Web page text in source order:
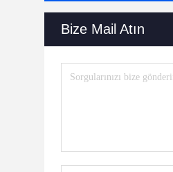
Bize Mail Atın